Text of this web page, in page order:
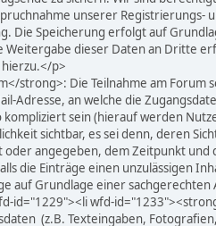
unserer
Die Speicherung erfolgt auf
Weitergabe dieser Daten an Dritte
p>
strong>: Die Teilnahme am
Adresse, an welche die
kompliziert sein (hierauf werden
sichtbar, es sei denn, deren
angegeben, dem Zeitpunkt und
die Einträge einen unzulässigen
auf Grundlage einer sachgerechten
id="1229"><li wfd-
(z.B. Texteingaben,